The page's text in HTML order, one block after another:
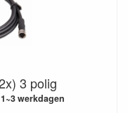
3 polig
werkdagen